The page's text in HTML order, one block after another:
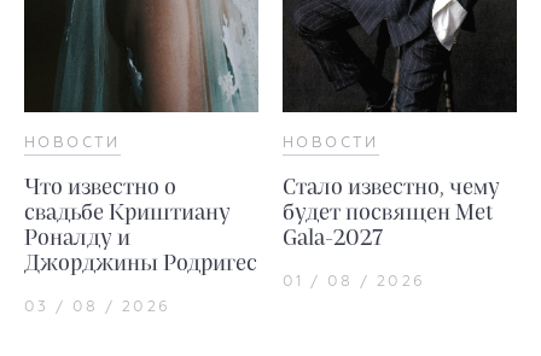
НОВОСТИ
Что известно о
свадьбе Криштиану
Роналду и
Джорджины Родригес
03 / 08 / 2026
НОВОСТИ
Стало известно, чему
будет посвящен Met
Gala-2027
01 / 08 / 2026